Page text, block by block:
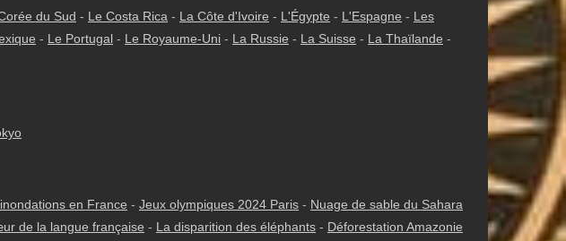
du Sud - Le Costa Rica - La Côte d'Ivoire - L'Égypte - L'Espagne - Les
- Le Portugal - Le Royaume-Uni - La Russie - La Suisse - La Thaïlande -
en France - Jeux olympiques 2024 Paris - Nuage de sable du Sahara
de la langue française - La disparition des éléphants - Déforestation Amazonie